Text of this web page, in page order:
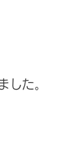
した。